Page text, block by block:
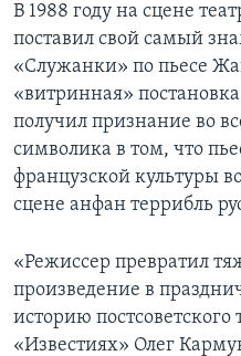
В 1988 году на сцене
поставил свой самый
«Служанки» по пьесе
«витринная»
получил признание во
символика в том, что
французской культуры
сцене анфан террибль
«Режиссер превратил
произведение в
историю постсоветского
«Известиях» Олег